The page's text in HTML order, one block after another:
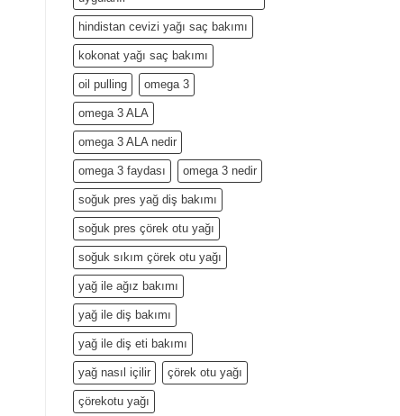
hindistan cevizi yağı saç bakımı
kokonat yağı saç bakımı
oil pulling omega 3
omega 3 ALA
omega 3 ALA nedir
omega 3 faydası omega 3 nedir
soğuk pres yağ diş bakımı
soğuk pres çörek otu yağı
soğuk sıkım çörek otu yağı
yağ ile ağız bakımı
yağ ile diş bakımı
yağ ile diş eti bakımı
yağ nasıl içilir çörek otu yağı
çörekotu yağı